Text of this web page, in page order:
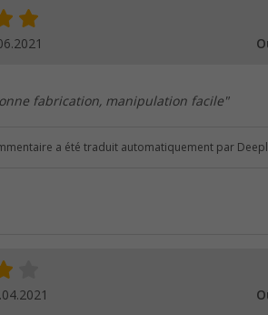
fabrication, manipulation facile"
a été traduit automatiquement par